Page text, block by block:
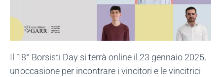
Il 18° Borsisti Day si terrà online il 23 gennaio 2025,
un'occasione per incontrare i vincitori e le vincitrici